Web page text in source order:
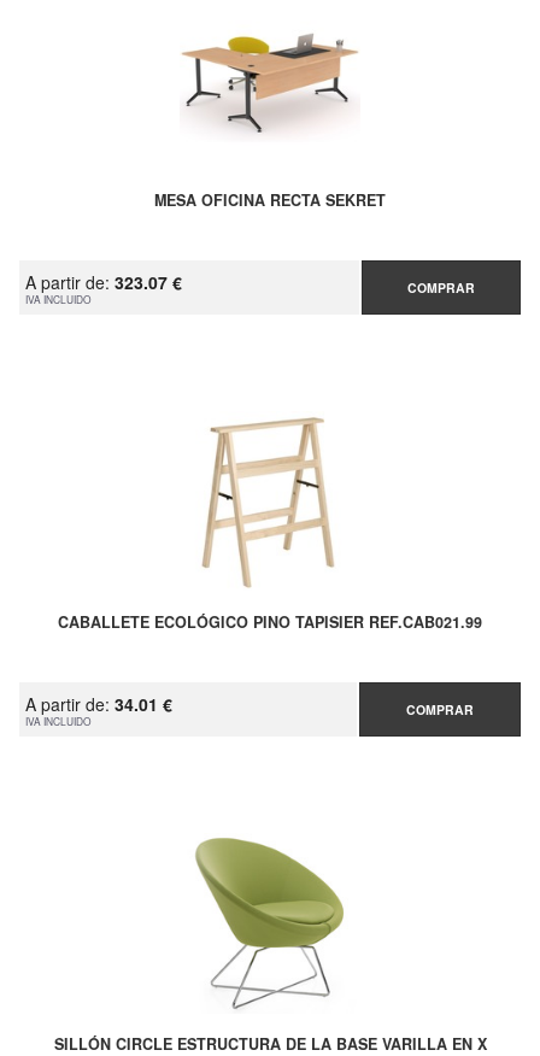
MESA OFICINA RECTA SEKRET
A partir de: 323.07 €
IVA INCLUIDO
COMPRAR
CABALLETE ECOLÓGICO PINO TAPISIER REF.CAB021.99
A partir de: 34.01 €
IVA INCLUIDO
COMPRAR
SILLÓN CIRCLE ESTRUCTURA DE LA BASE VARILLA EN X